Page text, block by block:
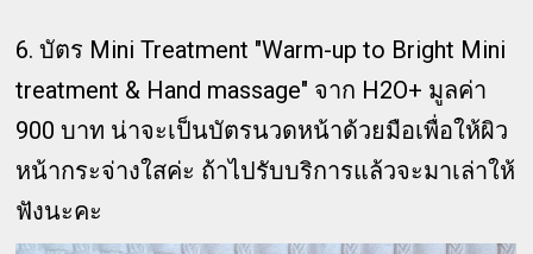
6. บัตร Mini Treatment "Warm-up to Bright Mini
treatment & Hand massage" จาก H2O+ มูลค่า
900 บาท น่าจะเป็นบัตรนวดหน้าด้วยมือเพื่อให้ผิว
หน้ากระจ่างใสค่ะ ถ้าไปรับบริการแล้วจะมาเล่าให้
ฟังนะคะ